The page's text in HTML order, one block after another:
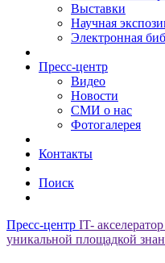
Выставки
Научная
Электронная
Пресс-центр
Видео
Новости
СМИ о нас
Фотогалерея
Контакты
Поиск
Пресс-центр IT-
уникальной площадкой